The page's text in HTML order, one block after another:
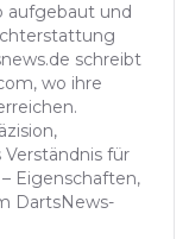
aufgebaut und
schreibt
wo ihre
für
Eigenschaften,
DartsNews-